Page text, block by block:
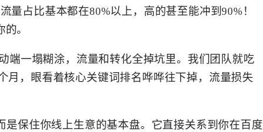
占比基本都在80%以上，高的甚至能冲到90%！
。
一塌糊涂，流量和转化全掉坑里。我们团队就吃
月，眼看着核心关键词排名哗哗往下掉，流量损失
保住你线上生意的基本盘。它直接关系到你在百度